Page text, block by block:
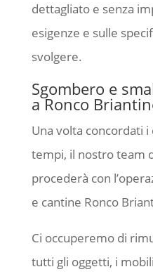
dettagliato e senza
esigenze e sulle
svolgere.
Sgombero e
a Ronco
Una volta concordati
tempi, il nostro team
procederà con
e cantine Ronco
Ci occuperemo di
tutti gli oggetti, i